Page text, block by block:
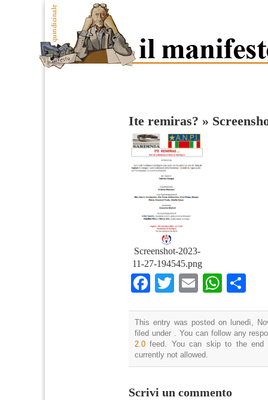
Ite remiras? »
Screenshot-2023-
11-27-194545.png
Facebook
TwitterEmail
This entry was posted on lunedì,
filed under . You can follow any
2.0 feed. You can skip to the end
currently not allowed.
Scrivi un commento